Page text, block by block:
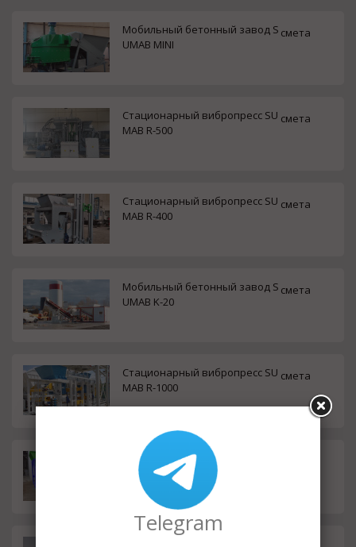
Мобильный бетонный завод S
UMAB MINI
смета
Стационарный вибропресс SU
MAB R-500
смета
Стационарный вибропресс SU
MAB R-400
смета
Мобильный бетонный завод S
UMAB K-20
смета
Стационарный вибропресс SU
MAB R-1000
смета
Мобильный бетонный завод S
UMAB K-60
Telegram